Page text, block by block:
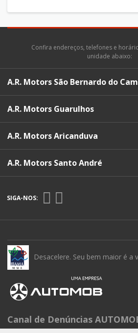
Confira endereços, telefones e
unidade abaixo:
A.R. Motors São Bernardo do
A.R. Motors Guarulhos
A.R. Motors Aricanduva
A.R. Motors Santo André
SIGA-NOS:
Desacelere. Seu bem maior é a
Canal de Denúncias